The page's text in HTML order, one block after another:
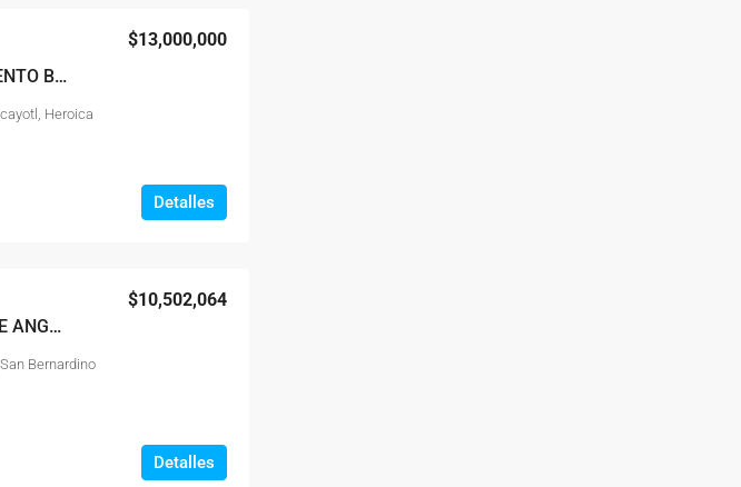
TERRENO EN VENTA EN FRACCCIONAMIENTO BOSQUES DE ANGELOPOLIS PUEBLA, PUE
$13,000,000
Heroica
Detalles
DEPARTAMENTO EN VENTA EN LOMAS DE ANGELÓPOLIS PUEBLA
$10,502,064
Bernardino
Detalles